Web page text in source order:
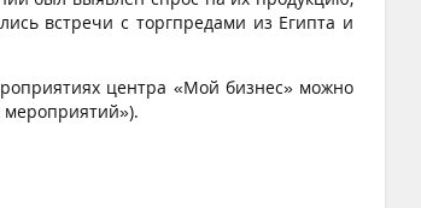
встречи с торгпредами из Египта и
центра «Мой бизнес» можно
мероприятий»).